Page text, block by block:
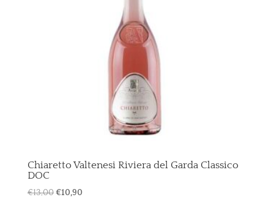
Chiaretto Valtenesi Riviera del Garda Classico
DOC
€13,00 Il
€10,90Il